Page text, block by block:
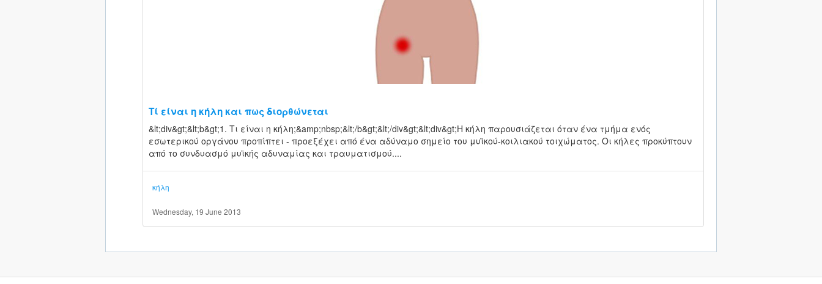
Τί είναι η κήλη και πως διορθώνεται
&lt;div&gt;&lt;b&gt;1. Τι είναι η κήλη;&amp;nbsp;&lt;/b&gt;&lt;/div&gt;&lt;div&gt;Η κήλη παρουσιάζεται όταν ένα τμήμα ενός
εσωτερικού οργάνου προπίπτει - προεξέχει από ένα αδύναμο σημείο του μυϊκού-κοιλιακού τοιχώματος. Οι κήλες προκύπτουν
από το συνδυασμό μυϊκής αδυναμίας και τραυματισμού....
κήλη
Wednesday, 19 June 2013